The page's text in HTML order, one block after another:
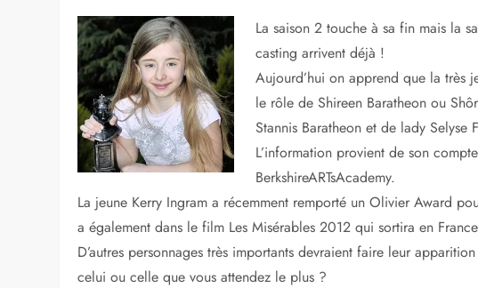
La saison 2 touche à sa fin mais la
casting arrivent déjà !
Aujourd’hui on apprend que la très
le rôle de Shireen Baratheon ou
Stannis Baratheon et de lady Selyse
L’information provient de son
BerkshireARTsAcademy.
La jeune Kerry Ingram a récemment remporté un Olivier Award
a également dans le film Les Misérables 2012 qui sortira en
D’autres personnages très importants devraient faire leur
celui ou celle que vous attendez le plus ?